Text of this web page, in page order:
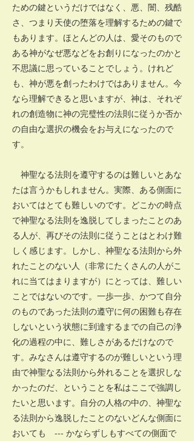
ための鍵というだけではなく、悪、闇、残酷
さ、つまり天使の堕落を理解するための鍵で
もあります。ほとんどの人は、愛そのもので
ある神がなぜ悪などをお創りになったのかと
不思議に思っていることでしょう。けれど
も、神が悪を創ったわけではありません。今
なら理解できると思いますが、神は、それぞ
れの創造物に神の完璧性の法則に従うか否か
の自由な選択の機会をお与えになったので
す。
神聖なる法則を遵守するのは難しいとあな
たは言うかもしれません。実際、ある側面に
おいてはとても難しいのです。どこかの時点
で神聖なる法則を逸脱してしまったことのあ
る人が、再びその法則に従うことはとわけ難
しく感じます。しかし、神聖なる法則から外
れたことのない人（非常にたくさんの人がこ
れに当てはまりますが）にとっては、難しい
ことではないのです。一歩一歩、かつて自分
のものであった法則の遵守に何の困難も存在
しないという状態に到達するまでの自己の浄
化の過程の中に、難しさがあるだけなので
す。みなさんは遵守するのが難しいという理
由で神聖なる法則から外れることを選択しな
かったのだ、ということを私はここで強調し
たいと思います。自分の人格の中の、神聖な
る法則から逸脱したことのないどんな側面に
おいても --- かならずしもすべての側面で